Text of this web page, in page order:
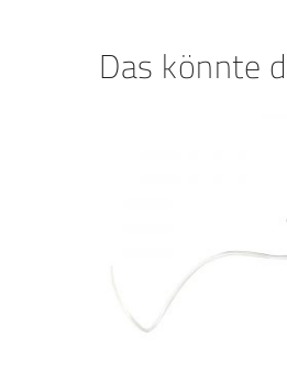
Das könnte